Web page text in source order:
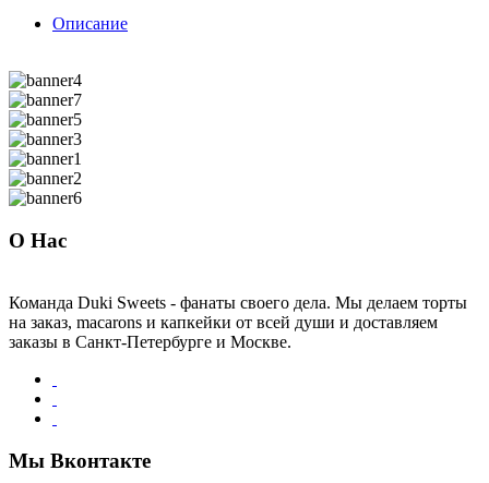
Описание
О Нас
Команда Duki Sweets - фанаты своего дела. Мы делаем торты
на заказ, macarons и капкейки от всей души и доставляем
заказы в Санкт-Петербурге и Москве.
Мы Вконтакте